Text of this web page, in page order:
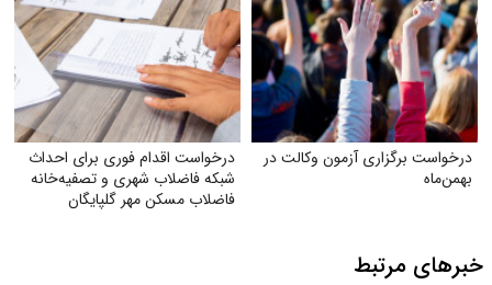
درخواست برگزاری آزمون وکالت در
بهمن‌ماه
درخواست اقدام فوری برای احداث
شبکه فاضلاب شهری و تصفیه‌خانه
فاضلاب مسکن مهر گلپایگان
خبرهای مرتبط